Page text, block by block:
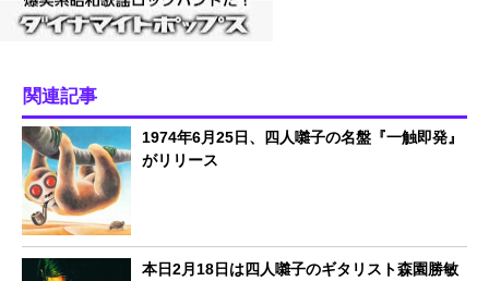
関連記事
1974年6月25日、四人囃子の名盤『一触即発』
がリリース
本日2月18日は四人囃子のギタリスト森園勝敏